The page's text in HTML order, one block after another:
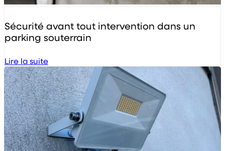
Sécurité avant tout intervention dans un
parking souterrain
Lire la suite